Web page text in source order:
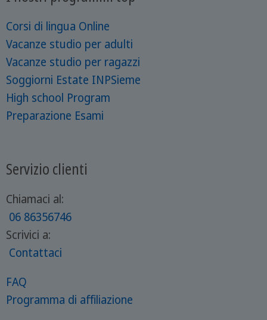
Corsi di lingua Online
Vacanze studio per adulti
Vacanze studio per ragazzi
Soggiorni Estate INPSieme
High school Program
Preparazione Esami
Servizio clienti
Chiamaci al:
06 86356746
Scrivici a:
Contattaci
FAQ
Programma di affiliazione